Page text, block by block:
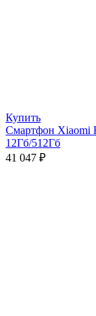
Купить
Смартфон Xiaomi
12Гб/512Гб
41 047 ₽